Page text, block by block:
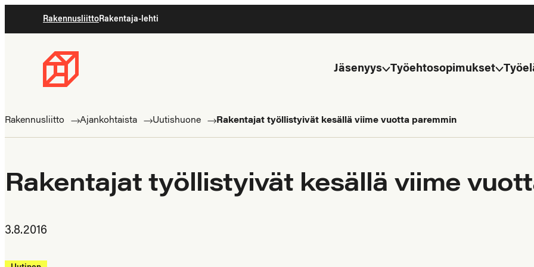
suoraan
RakennusliittoRakentaja-lehti
Rakennusliitto
ammattilaisten
Jäsenyys Työehtosopimukset
Rakennusliitto Ajankohtaista Uutishuone Rakentajat työllistyivät kesällä viime vuotta paremmin
Rakentajat työllistyivät kesällä viime
3.8.2016